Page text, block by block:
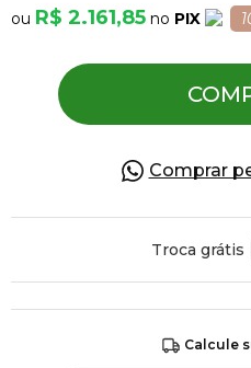
R$ 2.161,85 PIX
Comprar
Troca grátis
Calcule
Piercing
Pedras Preciosas